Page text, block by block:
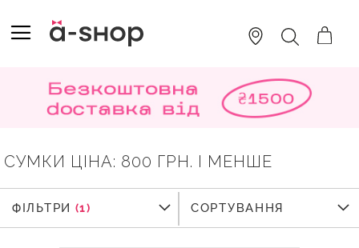
TO
CONTENT
ПОШУК
СУМКИ ЦІНА: 800 ГРН. І МЕНШЕ
ФІЛЬТРИ
ФІЛЬТРИ СОРТУВАННЯ